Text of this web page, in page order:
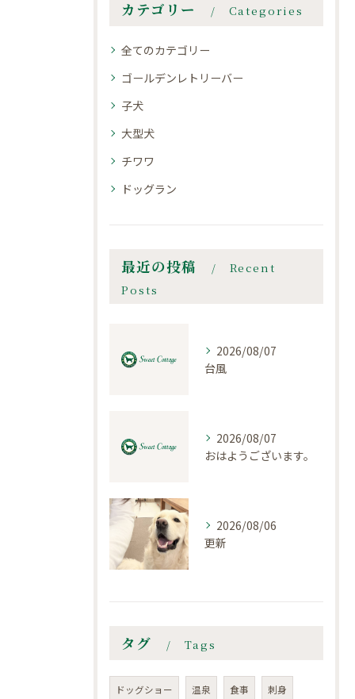
カテゴリー Categories
全てのカテゴリー
ゴールデンレトリーバー
子犬
大型犬
チワワ
ドッグラン
最近の投稿
Recent
Posts
2026/08/07
台風
2026/08/07
おはようございます。
2026/08/06
更新
タグ Tags
ドッグショー 温泉 食事 刺身